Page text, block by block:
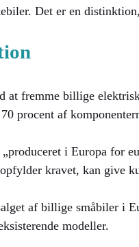
Det er en
fremme billige
procent af
i Europa for
kravet, kan give
af billige småbiler i
modeller.